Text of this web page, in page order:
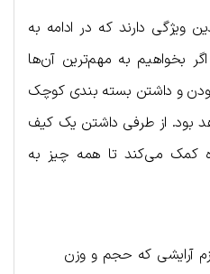
ویژگی دارند که در ادامه به
بخواهیم به مهم‌ترین آن‌ها
بودن و داشتن بسته بندی کوچک
بود. از طرفی داشتن یک کیف
کمک می‌کند تا همه چیز به
آرایشی که حجم و وزن